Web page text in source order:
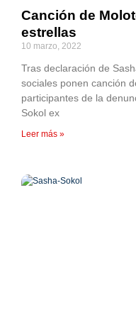
Canción de
estrellas
10 marzo, 2022
Tras declaración de
sociales ponen canción
participantes de la
Sokol ex
Leer más »